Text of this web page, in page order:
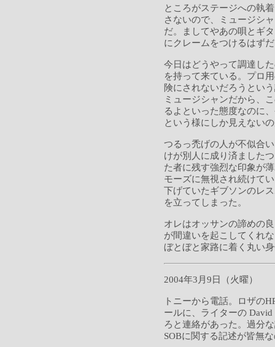
ところがステージへの執
さないので、ミュージシ
だ。ましてやあの唄とギ
にクレームをつけるはず
今日はどうやって調達し
を持って来ている。プロ
険にされないだろうとい
ミュージシャンだから、
るよといった態度なのに
という様にしか見えない
つるっ禿げの人が不似合
けが別人に成り済ました
た者に残す強烈な印象が
モーズに無視され続けて
下げていたギブソンのレ
を立ってしまった。
オレはオッサンの諦めの
が間違いを起こしてくれ
ぼとぼと家路に着く丸い
2004年3月9日（火曜）
トニーから電話。ロザの
ールに、ライターの
ろと連絡があった。過分
SOBに関する記述が皆無